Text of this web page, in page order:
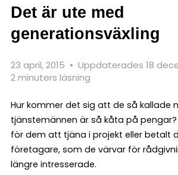
Det är ute med
generationsväxling
23 april, 2015 • Uppdaterades 18
2 minuters läsning
Hur kommer det sig att de så kallade
tjänstemännen är så kåta på pengar?
för dem att tjäna i projekt eller betalt
företagare, som de värvar för
längre intresserade.